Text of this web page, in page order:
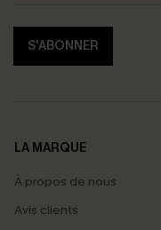
S'ABONNER
LA MARQUE
À propos de nous
Avis clients